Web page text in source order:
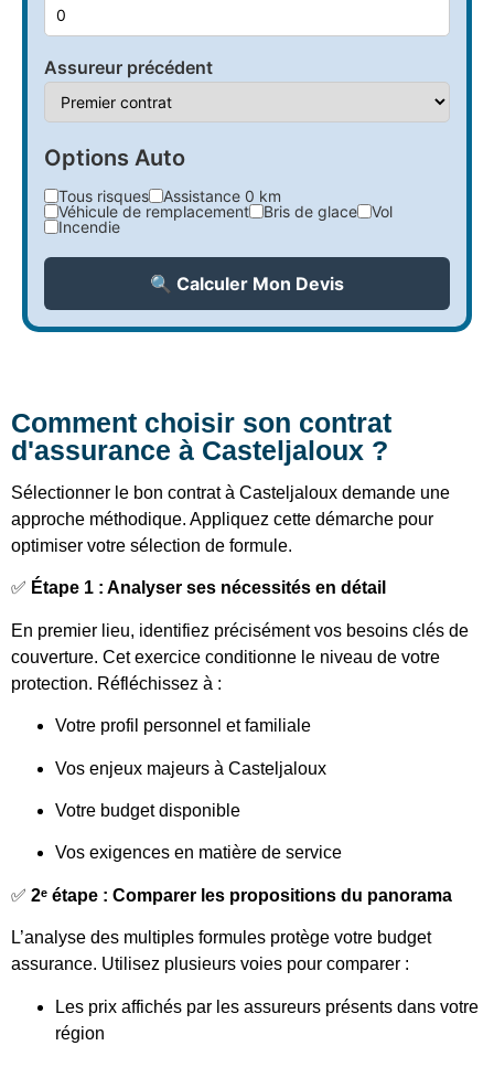
Assureur précédent
Options Auto
Tous risques
Assistance 0 km
Véhicule de remplacement
Bris de glace
Vol
Incendie
🔍 Calculer Mon Devis
Comment choisir son contrat
d'assurance à Casteljaloux ?
Sélectionner le bon contrat à Casteljaloux demande une
approche méthodique. Appliquez cette démarche pour
optimiser votre sélection de formule.
✅ Étape 1 : Analyser ses nécessités en détail
En premier lieu, identifiez précisément vos besoins clés de
couverture. Cet exercice conditionne le niveau de votre
protection. Réfléchissez à :
Votre profil personnel et familiale
Vos enjeux majeurs à Casteljaloux
Votre budget disponible
Vos exigences en matière de service
✅ 2ᵉ étape : Comparer les propositions du panorama
L’analyse des multiples formules protège votre budget
assurance. Utilisez plusieurs voies pour comparer :
Les prix affichés par les assureurs présents dans votre
région